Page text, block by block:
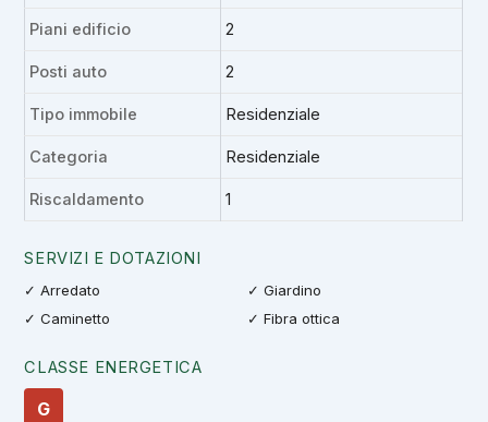
Piani edificio 2
Posti auto 2
Tipo immobile Residenziale
Categoria Residenziale
Riscaldamento 1
SERVIZI E DOTAZIONI
✓ Arredato
✓ Giardino
✓ Caminetto
✓ Fibra ottica
CLASSE ENERGETICA
G